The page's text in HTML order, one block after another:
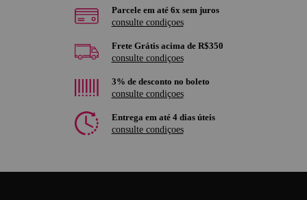
Parcele em até 6x sem juros
consulte condiçoes
Frete Grátis acima de R$350
consulte condiçoes
3% de desconto no boleto
consulte condiçoes
Entrega em até 4 dias úteis
consulte condiçoes